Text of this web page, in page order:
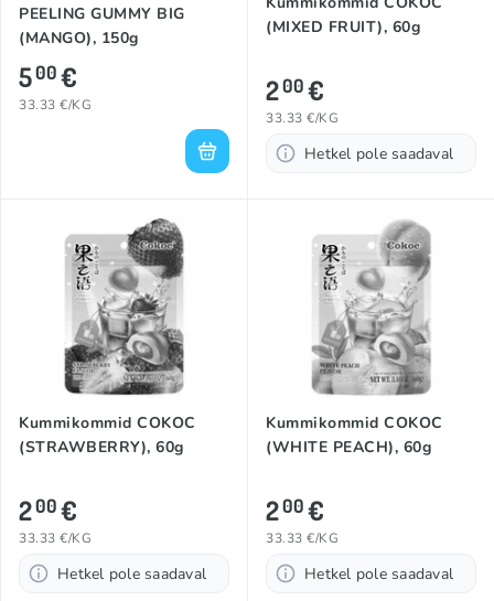
PEELING GUMMY BIG
(MANGO), 150g
500€
33.33 €/KG
(MIXED FRUIT), 60g
200€
33.33 €/KG
Hetkel pole saadaval
Kummikommid COKOC
(STRAWBERRY), 60g
200€
33.33 €/KG
Hetkel pole saadaval
Kummikommid COKOC
(WHITE PEACH), 60g
200€
33.33 €/KG
Hetkel pole saadaval